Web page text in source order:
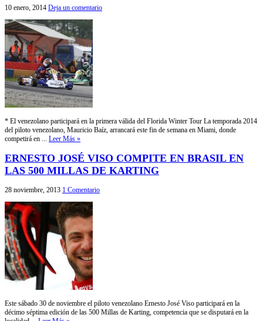
10 enero, 2014 Deja un comentario
* El venezolano participará en la primera válida del Florida Winter Tour La temporada 2014
del piloto venezolano, Mauricio Baíz, arrancará este fin de semana en Miami, donde
competirá en ... Leer Más »
ERNESTO JOSÉ VISO COMPITE EN BRASIL EN
LAS 500 MILLAS DE KARTING
28 noviembre, 2013 1 Comentario
Este sábado 30 de noviembre el piloto venezolano Ernesto José Viso participará en la
décimo séptima edición de las 500 Millas de Karting, competencia que se disputará en la